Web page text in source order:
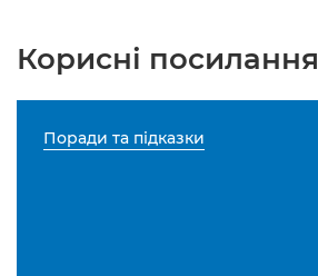
Корисні посилання
Поради та підказки